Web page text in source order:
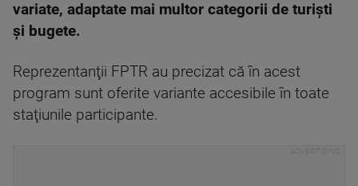
variate, adaptate mai multor categorii de turişti
şi bugete.
Reprezentanţii FPTR au precizat că în acest
program sunt oferite variante accesibile în toate
staţiunile participante.